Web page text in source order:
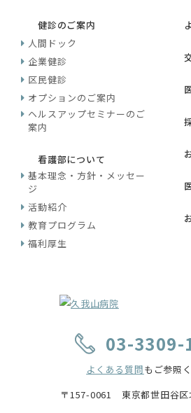
健診のご案内
人間ドック
企業健診
区民健診
オプションのご案内
ヘルスアップセミナーのご
案内
看護部について
基本理念・方針・メッセー
ジ
活動紹介
教育プログラム
福利厚生
03-3309-
よくある質問もご参照
〒157-0061 東京都世田谷